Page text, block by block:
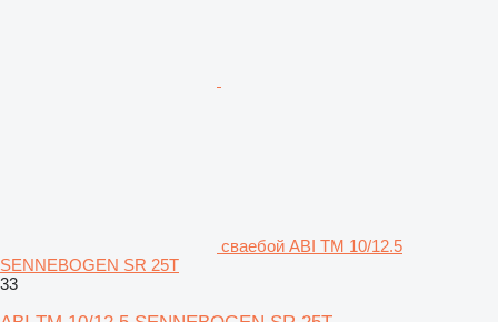
сваебой ABI TM 10/12.5
SENNEBOGEN SR 25T
33